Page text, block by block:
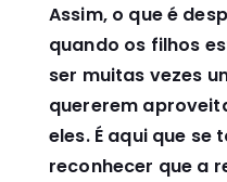
Assim, o que é
quando os filhos
ser muitas vezes
quererem
eles. É aqui que se
reconhecer que a